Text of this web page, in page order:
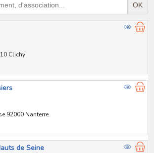
OK
Clichy
92000 Nanterre
de Seine